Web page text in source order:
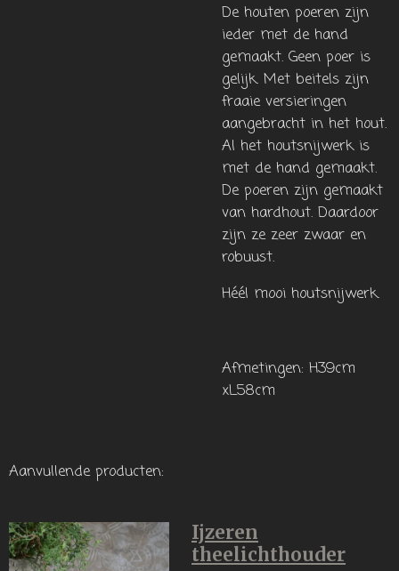
De houten poeren zijn
ieder met de hand
gemaakt. Geen poer is
gelijk. Met beitels zijn
fraaie versieringen
aangebracht in het hout.
Al het houtsnijwerk is
met de hand gemaakt.
De poeren zijn gemaakt
van hardhout. Daardoor
zijn ze zeer zwaar en
robuust.
Héél mooi houtsnijwerk.
Afmetingen: H39cm
xL58cm
Aanvullende producten:
Ijzeren
theelichthouder